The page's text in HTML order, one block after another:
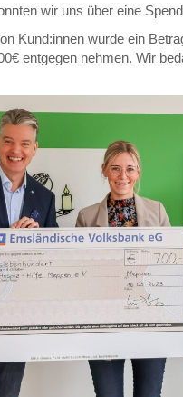
wir uns über eine
Kund:innen wurde ein
entgegen nehmen. Wir